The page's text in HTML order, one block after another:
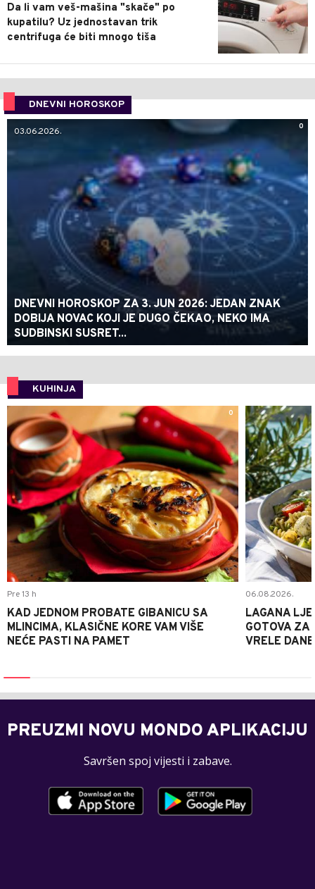
Da li vam veš-mašina "skače" po
kupatilu? Uz jednostavan trik
centrifuga će biti mnogo tiša
DNEVNI HOROSKOP
0
03.06.2026.
DNEVNI HOROSKOP ZA 3. JUN 2026: JEDAN ZNAK
DOBIJA NOVAC KOJI JE DUGO ČEKAO, NEKO IMA
SUDBINSKI SUSRET...
KUHINJA
0
Pre 13 h
KAD JEDNOM PROBATE GIBANICU SA
MLINCIMA, KLASIČNE KORE VAM VIŠE
NEĆE PASTI NA PAMET
06.08.2026.
LAGANA
GOTOVA ZA
VRELE DANE
PREUZMI NOVU MONDO APLIKACIJU
Savršen spoj vijesti i zabave.